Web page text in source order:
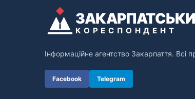
КОРЕСПОНДЕНТ
Інформаційне агентство Закарпаття. Всі
Facebook Telegram